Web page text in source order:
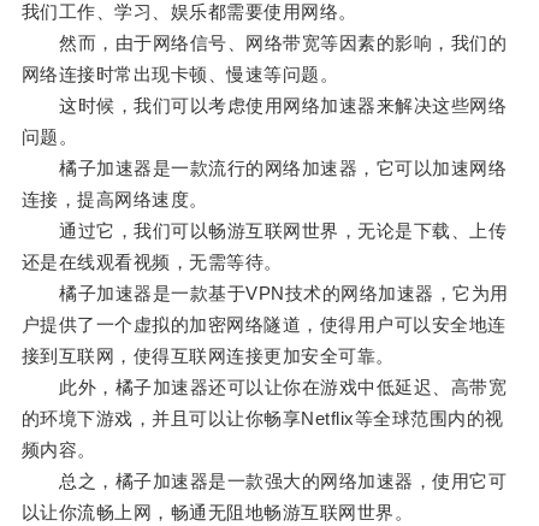
我们工作、学习、娱乐都需要使用网络。
然而，由于网络信号、网络带宽等因素的影响，我们的
网络连接时常出现卡顿、慢速等问题。
这时候，我们可以考虑使用网络加速器来解决这些网络
问题。
橘子加速器是一款流行的网络加速器，它可以加速网络
连接，提高网络速度。
通过它，我们可以畅游互联网世界，无论是下载、上传
还是在线观看视频，无需等待。
橘子加速器是一款基于VPN技术的网络加速器，它为用
户提供了一个虚拟的加密网络隧道，使得用户可以安全地连
接到互联网，使得互联网连接更加安全可靠。
此外，橘子加速器还可以让你在游戏中低延迟、高带宽
的环境下游戏，并且可以让你畅享Netflix等全球范围内的视
频内容。
总之，橘子加速器是一款强大的网络加速器，使用它可
以让你流畅上网，畅通无阻地畅游互联网世界。